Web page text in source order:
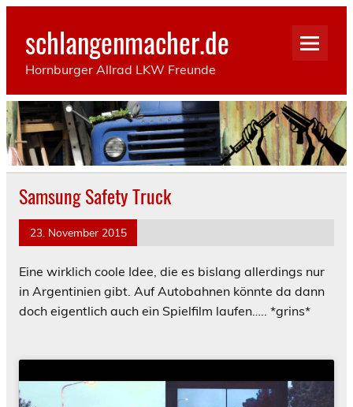
Skip
schlangenmacher.de
Hornburger Allrad LKW Freunde
Samsung Safety Truck
23. November 2015
Eine wirklich coole Idee, die es bislang allerdings nur
in Argentinien gibt. Auf Autobahnen könnte da dann
doch eigentlich auch ein Spielfilm laufen….. *grins*